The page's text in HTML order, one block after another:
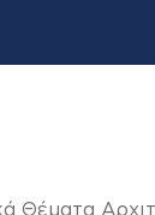
Θέματα